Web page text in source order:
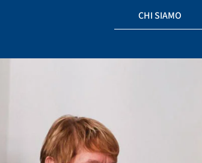
CHI SIAMO